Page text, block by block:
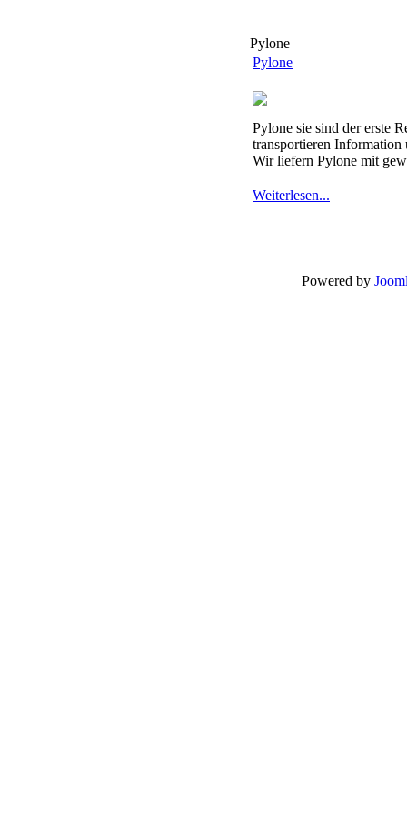
Pylone
Pylone
Pylone sie sind der erste
transportieren Information
Wir liefern Pylone mit
Weiterlesen...
Powered by